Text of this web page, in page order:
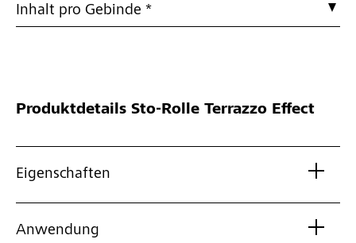
Inhalt pro Gebinde *
Produktdetails Sto-Rolle Terrazzo Effect
Eigenschaften
Anwendung